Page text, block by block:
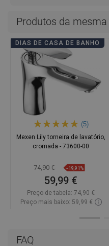
FAQ
Produtos da mesma
DIAS DE CASA DE BANHO
(5)
Mexen Lily torneira de lavatório,
cromada - 73600-00
74,90 € -19,91%
59,99 €
Preço de tabela: 74,90 €
Preço mais baixo: 59,99 €